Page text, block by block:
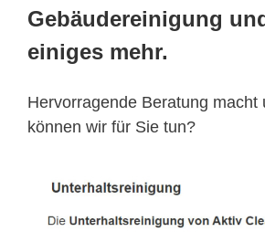
Gebäudereinigung
einiges mehr.
Hervorragende Beratung macht
können wir für Sie tun?